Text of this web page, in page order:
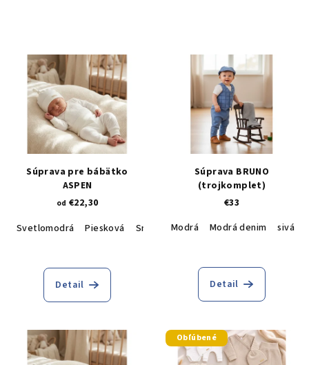
Súprava pre bábätko
ASPEN
od €22,30
Svetlomodrá
Piesková Smotanová Béžová Pudrová
Detail
Súprava BRUNO
(trojkomplet)
€33
Modrá
Modrá denim sivá
Detail
Obľúbené